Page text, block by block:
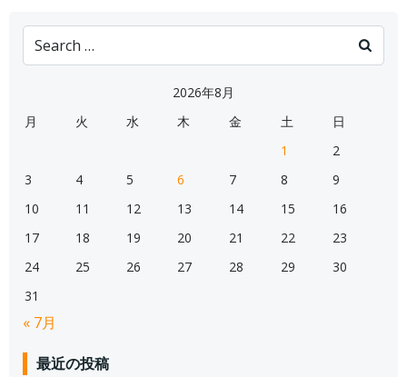
Search
for:
2026年8月
月
火 水 木 金 土
日
1
2
3
4 5 6 7 8
9
10
11 12 13 14 15
16
17
18 19 20 21 22
23
24
25 26 27 28 29
30
31
« 7月
最近の投稿